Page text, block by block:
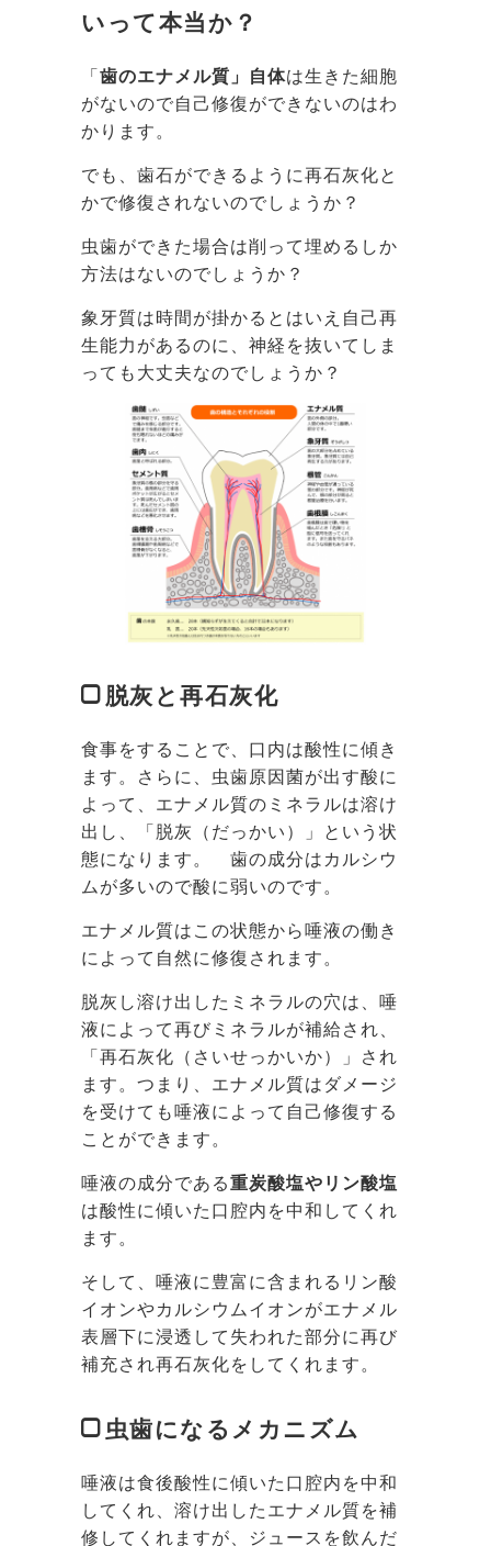
いって本当か？
「 歯のエナメル質」自体は生きた細胞
がないので自己修復ができないのはわ
かります。
でも、歯石ができるように再石灰化と
かで修復されないのでしょうか？
虫歯ができた場合は削って埋めるしか
方法はないのでしょうか？
象牙質は時間が掛かるとはいえ自己再
生能力があるのに、神経を抜いてしま
っても大丈夫なのでしょうか？
脱灰と再石灰化
食事をすることで、口内は酸性に傾き
ます。さらに、虫歯原因菌が出す酸に
よって、エナメル質のミネラルは溶け
出し、「脱灰（だっかい）」という状
態になります。 歯の成分はカルシウ
ムが多いので酸に弱いのです。
エナメル質はこの状態から唾液の働き
によって自然に修復されます。
脱灰し溶け出したミネラルの穴は、唾
液によって再びミネラルが補給され、
「再石灰化（さいせっかいか）」され
ます。つまり、エナメル質はダメージ
を受けても唾液によって自己修復する
ことができます。
唾液の成分である重炭酸塩やリン酸塩
は酸性に傾いた口腔内を中和してくれ
ます。
そして、唾液に豊富に含まれるリン酸
イオンやカルシウムイオンがエナメル
表層下に浸透して失われた部分に再び
補充され再石灰化をしてくれます。
虫歯になるメカニズム
唾液は食後酸性に傾いた口腔内を中和
してくれ、溶け出したエナメル質を補
修してくれますが、ジュースを飲んだ